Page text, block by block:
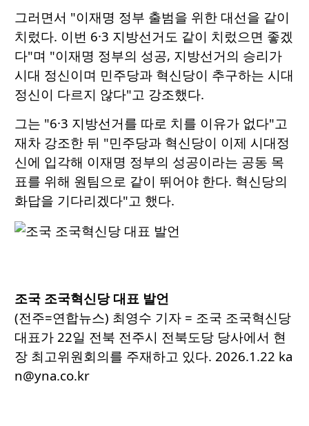
그러면서 "이재명 정부 출범을 위한 대선을 같이
치렀다. 이번 6·3 지방선거도 같이 치렀으면 좋겠
다"며 "이재명 정부의 성공, 지방선거의 승리가
시대 정신이며 민주당과 혁신당이 추구하는 시대
정신이 다르지 않다"고 강조했다.
그는 "6·3 지방선거를 따로 치를 이유가 없다"고
재차 강조한 뒤 "민주당과 혁신당이 이제 시대정
신에 입각해 이재명 정부의 성공이라는 공동 목
표를 위해 원팀으로 같이 뛰어야 한다. 혁신당의
화답을 기다리겠다"고 했다.
조국 조국혁신당 대표 발언
(전주=연합뉴스) 최영수 기자 = 조국 조국혁신당
대표가 22일 전북 전주시 전북도당 당사에서 현
장 최고위원회의를 주재하고 있다. 2026.1.22 ka
n@yna.co.kr